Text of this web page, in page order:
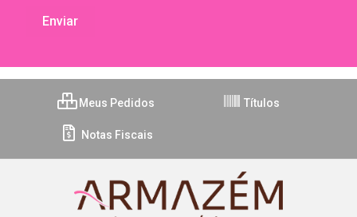
Meus Pedidos Títulos
Notas Fiscais